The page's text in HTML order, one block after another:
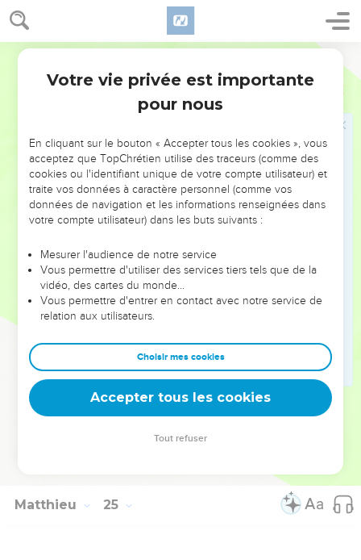
Matthieu 24
ὥρᾳ ὁ υἱὸς τοῦ ἀνθρώπου ἔρχεται.
Le serviteur fidèle et le serviteur infidèle
Τίς ἄρα ἐστὶν ὁ πιστὸς δοῦλος καὶ φρόνιμος ὃν
κατέστησεν ὁ κύριος ἐπὶ τῆς οἰκετείας αὐτοῦ τοῦ
μακάριος ὁ δοῦλος ἐκεῖνος ὃν ἐλθὼν ὁ κύριος αὐτοῦ
εὑρήσει οὕτως ποιοῦντα·
ἀμὴν λέγω ὑμῖν ὅτι ἐπὶ πᾶσιν τοῖς ὑπάρχουσιν
αὐτοῦ καταστήσει αὐτόν.
ἐὰν δὲ εἴπῃ ὁ κακὸς δοῦλος ἐκεῖνος ἐν τῇ καρδίᾳ
αὐτοῦ· Χρονίζει μου ὁ κύριος,
καὶ ἄρξηται τύπτειν τοὺς συνδούλους αὐτοῦ, ἐσθίῃ
δὲ καὶ πίνῃ μετὰ τῶν μεθυόντων,
ἥξει ὁ κύριος τοῦ δούλου ἐκείνου ἐν ἡμέρᾳ ᾗ οὐ
καὶ διχοτομήσει αὐτὸν καὶ τὸ μέρος αὐτοῦ μετὰ
τῶν ὑποκριτῶν θήσει· ἐκεῖ ἔσται ὁ κλαυθμὸς καὶ ὁ
βρυγμὸς τῶν ὀδόντων.
Hébreu : © Westminster Leningrad Codex - tanach.us --- Grec : © 2010 by the
Matthieu 25
Votre vie privée est importante
pour nous
En cliquant sur le bouton « Accepter tous les cookies », vous
acceptez que TopChrétien utilise des traceurs (comme des
cookies ou l'identifiant unique de votre compte utilisateur) et
traite vos données à caractère personnel (comme vos
données de navigation et les informations renseignées dans
votre compte utilisateur) dans les buts suivants :
Mesurer l'audience de notre service
Vous permettre d'utiliser des services tiers tels que de la
vidéo, des cartes du monde…
Vous permettre d'entrer en contact avec notre service de
relation aux utilisateurs.
Choisir mes cookies
Accepter tous les cookies
Tout refuser